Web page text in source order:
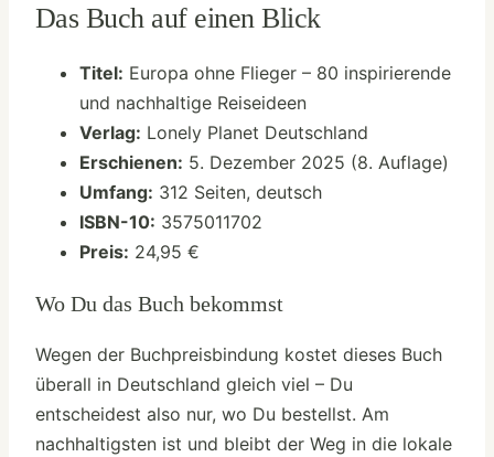
Das Buch auf einen Blick
Titel: Europa ohne Flieger – 80 inspirierende
und nachhaltige Reiseideen
Verlag: Lonely Planet Deutschland
Erschienen: 5. Dezember 2025 (8. Auflage)
Umfang: 312 Seiten, deutsch
ISBN-10: 3575011702
Preis: 24,95 €
Wo Du das Buch bekommst
Wegen der Buchpreisbindung kostet dieses Buch
überall in Deutschland gleich viel – Du
entscheidest also nur, wo Du bestellst. Am
nachhaltigsten ist und bleibt der Weg in die lokale